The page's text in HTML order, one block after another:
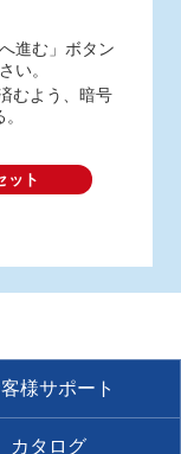
進む」ボタン
い。
むよう、暗号
ット
様サポート
カタログ